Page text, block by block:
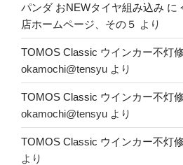
パンダ おNEWタイヤ組み込み に
店ホームページ、その５ より
TOMOS Classic ウインカー不灯
okamochi@tensyu より
TOMOS Classic ウインカー不灯
okamochi@tensyu より
TOMOS Classic ウインカー不灯
より